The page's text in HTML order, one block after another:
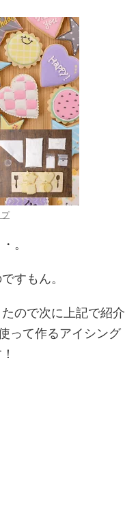
。
すもん。
ので次に上記で紹介
って作るアイシング